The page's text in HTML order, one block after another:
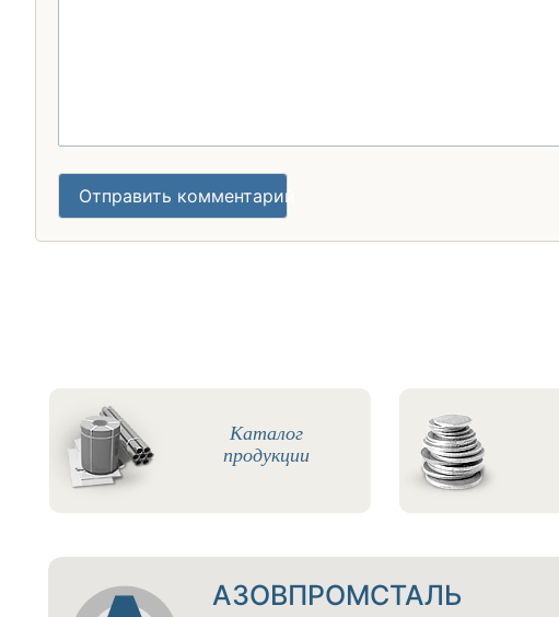
Отправить комментарий
Каталог
продукции
АЗОВПРОМСТАЛЬ